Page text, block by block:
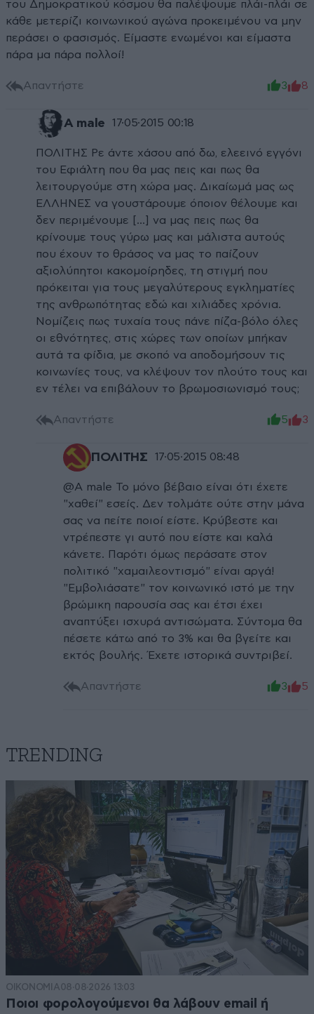
του Δημοκρατικού κόσμου θα παλέψουμε πλάι-πλάι σε
κάθε μετερίζι κοινωνικού αγώνα προκειμένου να μην
περάσει ο φασισμός. Είμαστε ενωμένοι και είμαστα
πάρα μα πάρα πολλοί!
Απαντήστε 3 8
A male 17·05·2015 00:18
ΠΟΛΙΤΗΣ Ρε άντε χάσου από δω, ελεεινό εγγόνι
του Εφιάλτη που θα μας πεις και πως θα
λειτουργούμε στη χώρα μας. Δικαίωμά μας ως
ΕΛΛΗΝΕΣ να γουστάρουμε όποιον θέλουμε και
δεν περιμένουμε [...] να μας πεις πως θα
κρίνουμε τους γύρω μας και μάλιστα αυτούς
που έχουν το θράσος να μας το παίζουν
αξιολύπητοι κακομοίρηδες, τη στιγμή που
πρόκειται για τους μεγαλύτερους εγκληματίες
της ανθρωπότητας εδώ και χιλιάδες χρόνια.
Νομίζεις πως τυχαία τους πάνε πίζα-βόλο όλες
οι εθνότητες, στις χώρες των οποίων μπήκαν
αυτά τα φίδια, με σκοπό να αποδομήσουν τις
κοινωνίες τους, να κλέψουν τον πλούτο τους και
εν τέλει να επιβάλουν το βρωμοσιωνισμό τους;
Απαντήστε 5 3
ΠΟΛΙΤΗΣ 17·05·2015 08:48
@A male Το μόνο βέβαιο είναι ότι έχετε
"χαθεί" εσείς. Δεν τολμάτε ούτε στην μάνα
σας να πείτε ποιοί είστε. Κρύβεστε και
ντρέπεστε γι αυτό που είστε και καλά
κάνετε. Παρότι όμως περάσατε στον
πολιτικό "χαμαιλεοντισμό" είναι αργά!
"Εμβολιάσατε" τον κοινωνικό ιστό με την
βρώμικη παρουσία σας και έτσι έχει
αναπτύξει ισχυρά αντισώματα. Σύντομα θα
πέσετε κάτω από το 3% και θα βγείτε και
εκτός βουλής. Έχετε ιστορικά συντριβεί.
Απαντήστε 3 5
TRENDING
ΟΙΚΟΝΟΜΙΑ08·08·2026 13:03
Ποιοι φορολογούμενοι θα λάβουν email ή